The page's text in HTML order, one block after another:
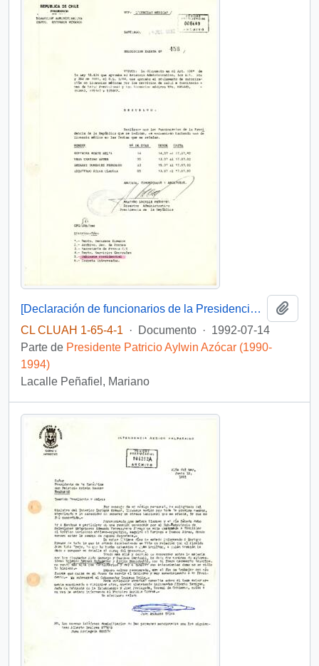
[Declaración de funcionarios de la Presidencia de la República con licencia médica]
CL CLUAH 1-65-4-1
· Documento · 1992-07-14
Parte de Presidente Patricio Aylwin Azócar (1990-
1994)
Lacalle Peñafiel, Mariano